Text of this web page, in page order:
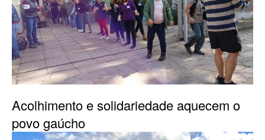
Acolhimento e solidariedade aquecem o
povo gaúcho